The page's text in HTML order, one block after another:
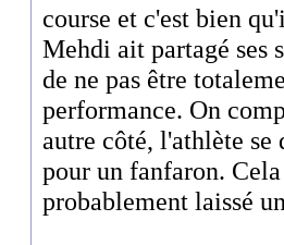
course et c'est bien
Mehdi ait partagé ses
de ne pas être
performance. On
autre côté, l'athlète se
pour un fanfaron.
probablement laissé